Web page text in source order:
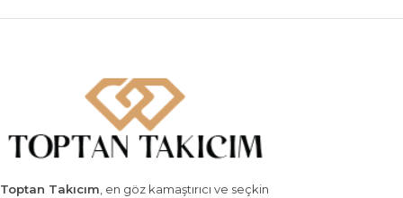
Toptan Takıcım, en göz kamaştırıcı ve seçkin